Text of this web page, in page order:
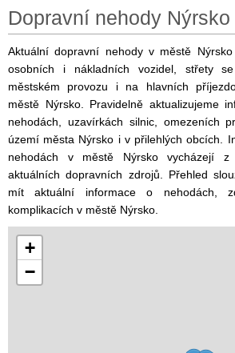
Dopravní nehody Nýrsko
Aktuální dopravní nehody v městě
osobních i nákladních vozidel, střety
městském provozu i na hlavních
městě Nýrsko. Pravidelně aktualizujeme
nehodách, uzavírkách silnic, omezeních
území města Nýrsko i v přilehlých obcích.
nehodách v městě Nýrsko vycházejí
aktuálních dopravních zdrojů. Přehled
mít aktuální informace o nehodách,
komplikacích v městě Nýrsko.
+
−